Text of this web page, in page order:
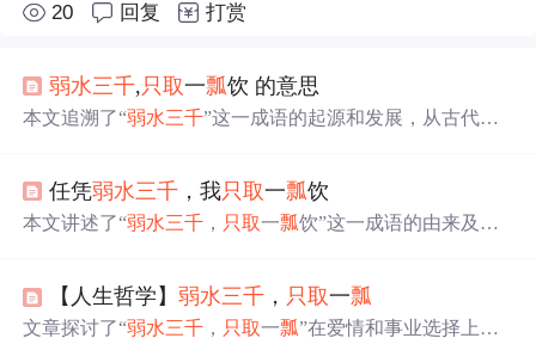
20 回复 打赏
弱水三千, 只取一瓢饮 的意思
本文追溯了“弱水三千”这一成语的起源和发展，从古代文
任凭弱水三千 ，我只取一瓢饮
本文讲述了“弱水三千 ， 只取一瓢饮”这一成语的由来及其
【人生哲学】弱水三千 ， 只取一瓢
文章探讨了“弱水三千 ， 只取一瓢”在爱情和事业选择上的